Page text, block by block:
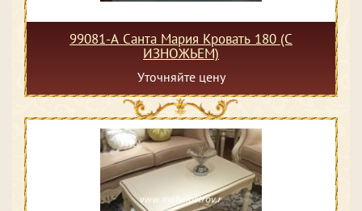
99081-А Санта Мария Кровать 180 (С
ИЗНОЖЬЕМ)
Уточняйте цену